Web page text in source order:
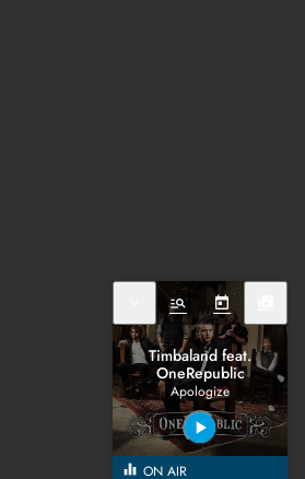
manage_search today
Timbaland feat.
OneRepublic
Apologize
play_arrow
equalizer ON AIR